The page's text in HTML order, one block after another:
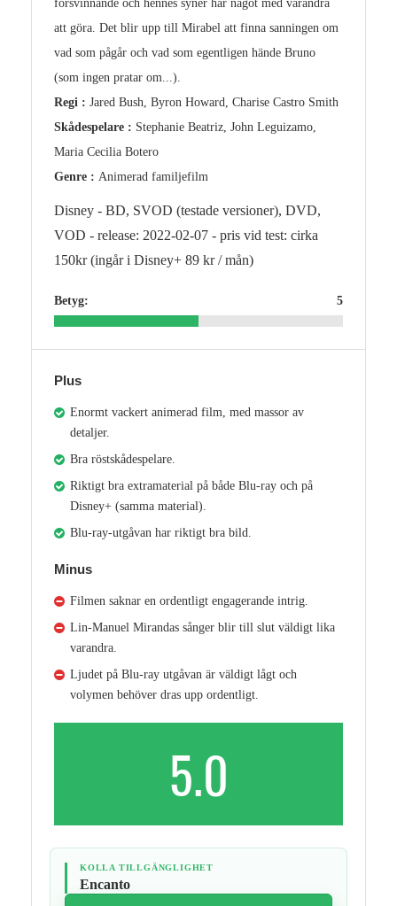
försvinnande och hennes syner har något med varandra
att göra. Det blir upp till Mirabel att finna sanningen om
vad som pågår och vad som egentligen hände Bruno
(som ingen pratar om...).
Regi : Jared Bush, Byron Howard, Charise Castro Smith
Skådespelare : Stephanie Beatriz, John Leguizamo,
Maria Cecilia Botero
Genre : Animerad familjefilm
Disney - BD, SVOD (testade versioner), DVD,
VOD - release: 2022-02-07 - pris vid test: cirka
150kr (ingår i Disney+ 89 kr / mån)
Betyg: 5
Plus
Enormt vackert animerad film, med massor av
detaljer.
Bra röstskådespelare.
Riktigt bra extramaterial på både Blu-ray och på
Disney+ (samma material).
Blu-ray-utgåvan har riktigt bra bild.
Minus
Filmen saknar en ordentligt engagerande intrig.
Lin-Manuel Mirandas sånger blir till slut väldigt lika
varandra.
Ljudet på Blu-ray utgåvan är väldigt lågt och
volymen behöver dras upp ordentligt.
5.0
KOLLA TILLGÄNGLIGHET
Encanto